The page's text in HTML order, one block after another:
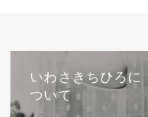
いわさきちひろに
ついて